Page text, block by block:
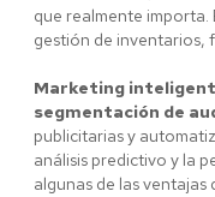
que realmente
gestión de inventarios,
Marketing
segmentación de
publicitarias y
análisis predictivo y la
algunas de las ventajas